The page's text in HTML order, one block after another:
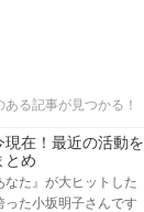
る記事が見つかる！
現在！最近の活動を
とめ
なた』が大ヒットした
った小坂明子さんです